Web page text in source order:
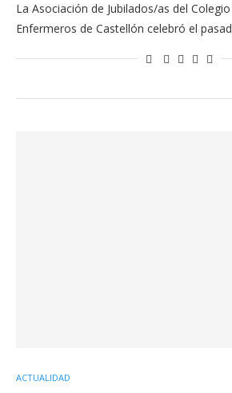
La Asociación de Jubilados/as del
Enfermeros de Castellón celebró el
ACTUALIDAD